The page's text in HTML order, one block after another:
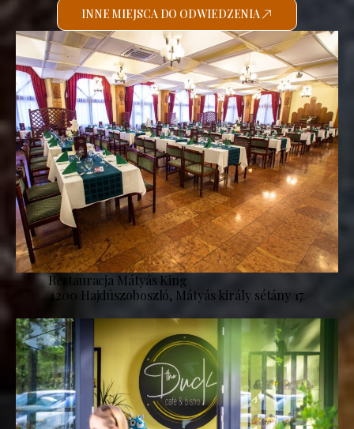
INNE MIEJSCA DO ODWIEDZENIA
Restauracja Mátyás King
4200 Hajdúszoboszló, Mátyás király sétány 17.